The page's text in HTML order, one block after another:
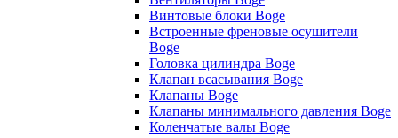
Винтовые блоки Boge
Встроенные френовые осушители
Boge
Головка цилиндра Boge
Клапан всасывания Boge
Клапаны Boge
Клапаны минимального давления Boge
Коленчатые валы Boge